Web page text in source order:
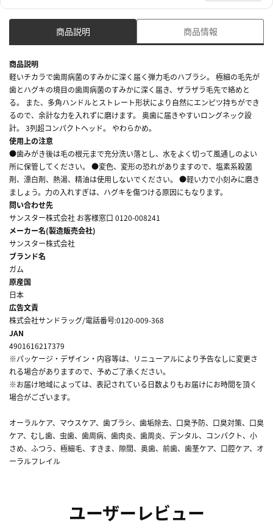
商品説明 商品情報
商品説明
軽いチカラで歯周病菌のすみかに深く届く弾力毛のハブラシ。 極細の毛先が
歯とハグキの境目の歯周病菌のすみかに深く届き、ザラザラ毛先で絡めと
る。 また、多角ハンドルとストレート形状により自然にエンピツ持ちができ
るので、余計な力を入れずに磨けます。 奥歯に届きやすいロングネック設
計。 3列超コンパクトヘッド。 やわらかめ。
使用上の注意
●歯みがき後は毛の根元まで充分洗い落とし、水をよく切って風通しのよい
所に保管してください。 ●変色、変形の恐れがありますので、塩素系殺菌
剤、漂白剤、熱湯、精油は使用しないでください。 ●軽い力で小刻みに磨き
ましょう。力の入れすぎは、ハグキを傷つける原因にもなります。
問い合わせ先
サンスター株式会社 お客様窓口 0120-008241
メーカー名(製造販売会社)
サンスター株式会社
ブランド名
ガム
原産国
日本
広告文責
株式会社サンドラッグ/電話番号:0120-009-368
JAN
4901616217379
※パッケージ・デザイン・内容等は、リニューアルにより予告なしに変更さ
れる場合がありますので、予めご了承ください。
※お届け地域によっては、表記されている日数よりもお届けにお時間を頂く
場合がございます。
オーラルケア、マウスケア、歯ブラシ、歯垢除去、口臭予防、口臭対策、口臭
ケア、むし歯、虫歯、歯周病、歯肉炎、歯周炎、デンタル、コンパクト、小
さめ、ふつう、極細毛、すきま、隙間、奥歯、前歯、歯茎ケア、口腔ケア、オ
ーラルフレイル
ユーザーレビュー